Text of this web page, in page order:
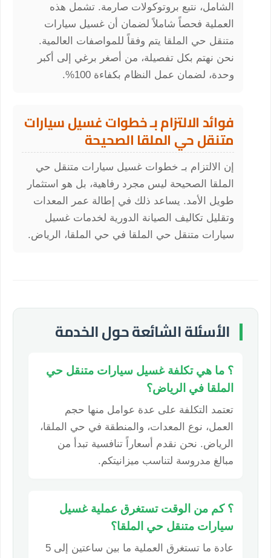
الشامل، نتبع بروتوكولات صارمة. تشمل هذه
العملية فحصاً شاملاً لضمان أن غسيل سيارات
متنقل حي الملقا يتم وفقاً للمواصفات العالمية.
نحن نهتم بكل تفصيلة، من أصغر برغي إلى أكبر
وحدة، لضمان عمل النظام بكفاءة 100%.
فوائد الالتزام بـ خطوات غسيل سيارات
متنقل حي الملقا الصحيحة
إن الالتزام بـ خطوات غسيل سيارات متنقل حي
الملقا الصحيحة ليس مجرد رفاهية، بل هو استثمار
طويل الأمد. يساعد ذلك في إطالة عمر المعدات
وتقليل تكاليف الصيانة الدورية لخدمات غسيل
سيارات متنقل حي الملقا في حي الملقا، الرياض.
الأسئلة الشائعة حول الخدمة
؟ ما هي تكلفة غسيل سيارات متنقل حي
الملقا في الرياض؟
تعتمد التكلفة على عدة عوامل منها حجم
العمل، نوع المعدات، والمنطقة في حي الملقا،
الرياض. نحن نقدم أسعاراً تنافسية تبدأ من
مبالغ مدروسة لتناسب ميزانيتكم.
؟ كم من الوقت تستغرق عملية غسيل
سيارات متنقل حي الملقا؟
عادة ما تستغرق العملية ما بين ساعتين إلى 5